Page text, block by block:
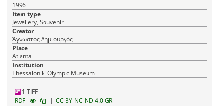
1996
Item type
Jewellery, Souvenir
Creator
Άγνωστος Δημιουργός
Place
Atlanta
Institution
Thessaloniki Olympic Museum
1 TIFF
RDF
| CC BY-NC-ND 4.0 GR